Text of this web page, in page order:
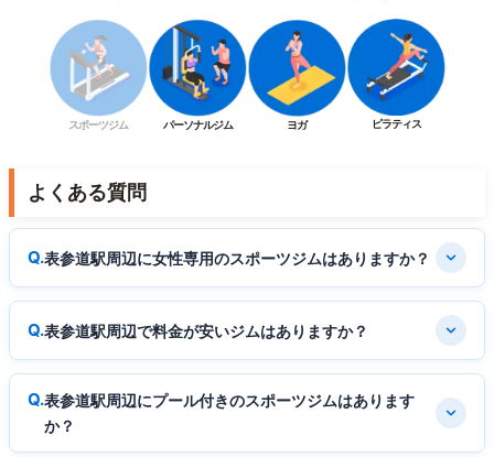
スポーツジム パーソナルジム ヨガ ピラティス
よくある質問
表参道駅周辺に女性専用のスポーツジムはありますか？
表参道駅周辺で料金が安いジムはありますか？
表参道駅周辺にプール付きのスポーツジムはあります
か？